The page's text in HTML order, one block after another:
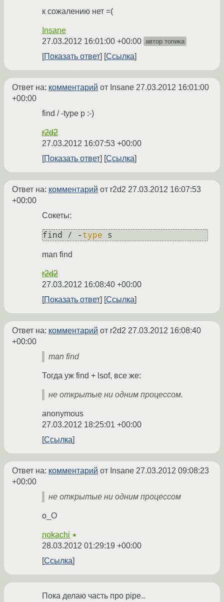
к сожалению нет =(
Insane
27.03.2012 16:01:00 +00:00 автор топика
Показать ответ Ссылка
Ответ на: комментарий от Insane 27.03.2012 16:01:00
+00:00
find / -type p :-)
r2d2
27.03.2012 16:07:53 +00:00
Показать ответ
Ссылка
Ответ на: комментарий от r2d2 27.03.2012 16:07:53
+00:00
Сокеты:
find / -type s
man find
r2d2
27.03.2012 16:08:40 +00:00
Показать ответ
Ссылка
Ответ на: комментарий от r2d2 27.03.2012 16:08:40
+00:00
man find
Тогда уж find + lsof, все же:
не открытые ни одним процессом.
anonymous
27.03.2012 18:25:01 +00:00
Ссылка
Ответ на: комментарий от Insane 27.03.2012 09:08:23
+00:00
не открытые ни одним процессом
o_O
nokachi ★
28.03.2012 01:29:19 +00:00
Ссылка
Пока делаю часть про pipe..